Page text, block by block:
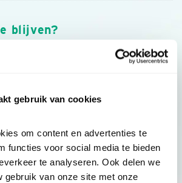
gebruik van cookies
om content en advertenties te
functies voor social media te bieden
te analyseren. Ook delen we
gebruik van onze site met onze
blijven?
nieuws, inspiratie, acties en tips
van Vogelbescherming.